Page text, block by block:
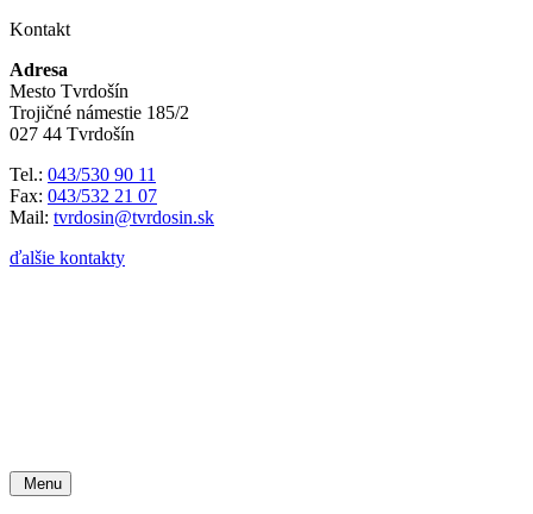
Kontakt
Adresa
Mesto Tvrdošín
Trojičné námestie 185/2
027 44 Tvrdošín
Tel.: 043/530 90 11
Fax: 043/532 21 07
Mail: tvrdosin@tvrdosin.sk
ďalšie kontakty
Menu